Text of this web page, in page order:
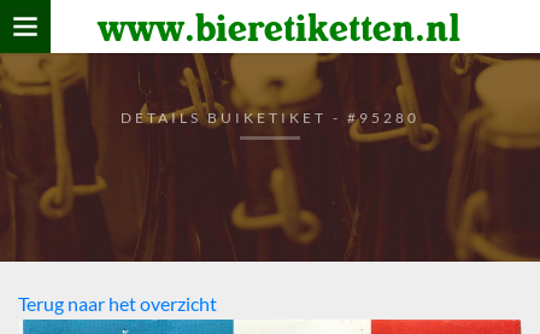
www.bieretiketten.nl
Home
verzamelen
De bierkaart
Bezoekers
DETAILS BUIKETIKET - #95280
Terug naar het overzicht